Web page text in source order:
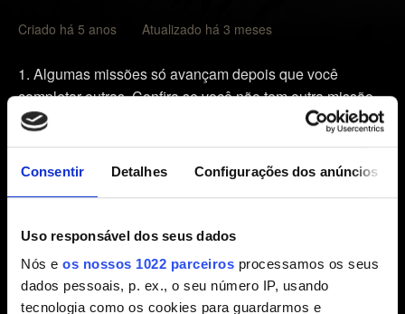
Consentir Detalhes Configurações dos anúncios
Uso responsável dos seus dados
Nós e os nossos 1022 parceiros processamos os seus
dados pessoais, p. ex., o seu número IP, usando
tecnologia como os cookies para guardarmos e
Criado há 5 anos Atualizado há 3 meses
Algumas missões só avançam depois que você
completar outras. Confira se você não tem outra missão
em seu diário relacionada a esta missão relacionada ao
problema.
Limpe o cache do seu console:
descanso.
Espere as luzes do PlayStation desligarem
completamente e desconecte o cabo de alimentação.
Aguarde no mínimo 2 minutos.